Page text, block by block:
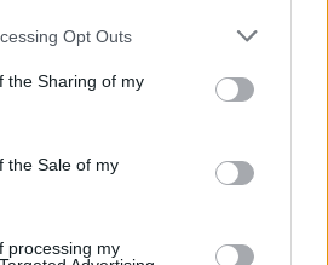
Opt Outs
the Sharing of my
the Sale of my
processing my
eller citronjuice